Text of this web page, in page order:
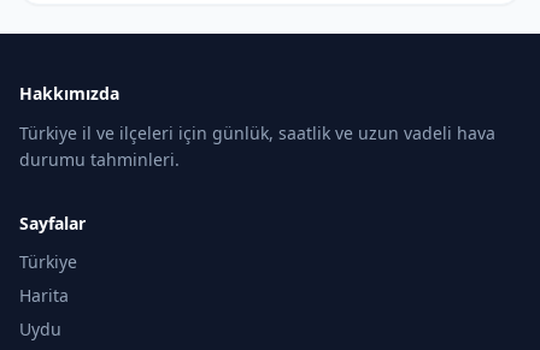
Hakkımızda
Türkiye il ve ilçeleri için günlük, saatlik ve uzun vadeli hava
durumu tahminleri.
Sayfalar
Türkiye
Harita
Uydu